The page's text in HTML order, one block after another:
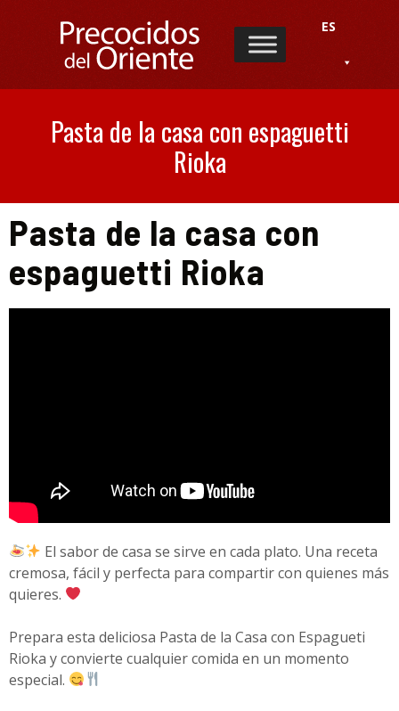
ES
Pasta de la casa con espaguetti
Rioka
Pasta de la casa con
espaguetti Rioka
El sabor de casa se sirve en cada plato. Una receta
cremosa, fácil y perfecta para compartir con quienes más
quieres.
Prepara esta deliciosa Pasta de la Casa con Espagueti
Rioka y convierte cualquier comida en un momento
especial.